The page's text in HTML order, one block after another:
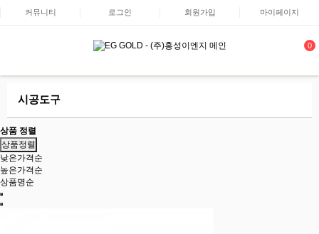
커뮤니티 로그인 회원가입 마이페이지
0
시공도구
상품 정렬
상품정렬
낮은가격순
높은가격순
상품명순